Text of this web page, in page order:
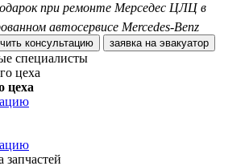
при ремонте Мерседес ЦЛЦ в
автосервисе Mercedes-Benz
консультацию заявка на эвакуатор
специалисты
цеха